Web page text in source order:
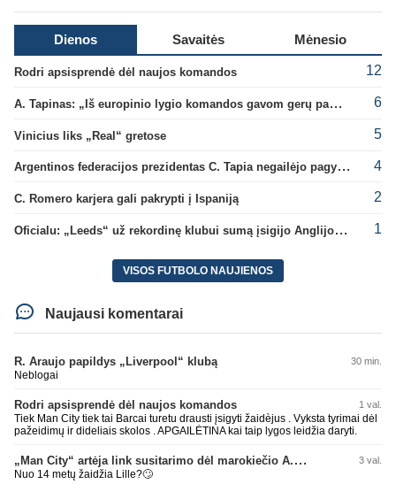
Dienos Savaitės Mėnesio
Rodri apsisprendė dėl naujos komandos 12
A. Tapinas: „Iš europinio lygio komandos gavom gerų pamokų“ 6
Vinicius liks „Real“ gretose 5
Argentinos federacijos prezidentas C. Tapia negailėjo pagyrų G. Infantino 4
C. Romero karjera gali pakrypti į Ispaniją 2
Oficialu: „Leeds“ už rekordinę klubui sumą įsigijo Anglijos rinktinės vartininką 1
VISOS FUTBOLO NAUJIENOS
Naujausi komentarai
R. Araujo papildys „Liverpool“ klubą 30 min.
Neblogai
Rodri apsisprendė dėl naujos komandos 1 val.
Tiek Man City tiek tai Barcai turetu drausti įsigyti žaidèjus . Vyksta tyrimai dėl
pažeidimų ir dideliais skolos . APGAILĖTINA kai taip lygos leidžia daryti.
„Man City“ artėja link susitarimo dėl marokiečio A. Bouaddi persikėlimo 3 val.
Nuo 14 metų žaidžia Lille?🙄